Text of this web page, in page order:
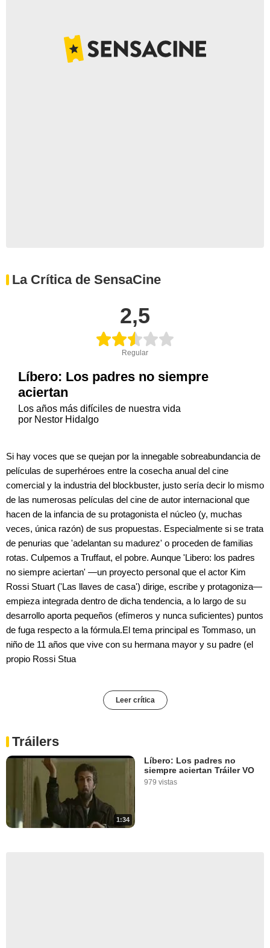
La Crítica de SensaCine
2,5
Regular
Líbero: Los padres no siempre
aciertan
Los años más difíciles de nuestra vida
por Nestor Hidalgo
Si hay voces que se quejan por la innegable sobreabundancia de
películas de superhéroes entre la cosecha anual del cine
comercial y la industria del blockbuster, justo sería decir lo mismo
de las numerosas películas del cine de autor internacional que
hacen de la infancia de su protagonista el núcleo (y, muchas
veces, única razón) de sus propuestas. Especialmente si se trata
de penurias que 'adelantan su madurez' o proceden de familias
rotas. Culpemos a Truffaut, el pobre. Aunque 'Libero: los padres
no siempre aciertan' —un proyecto personal que el actor Kim
Rossi Stuart ('Las llaves de casa') dirige, escribe y protagoniza—
empieza integrada dentro de dicha tendencia, a lo largo de su
desarrollo aporta pequeños (efímeros y nunca suficientes) puntos
de fuga respecto a la fórmula.El tema principal es Tommaso, un
niño de 11 años que vive con su hermana mayor y su padre (el
propio Rossi Stua
Leer crítica
Tráilers
1:34
Líbero: Los padres no
siempre aciertan Tráiler VO
979 vistas